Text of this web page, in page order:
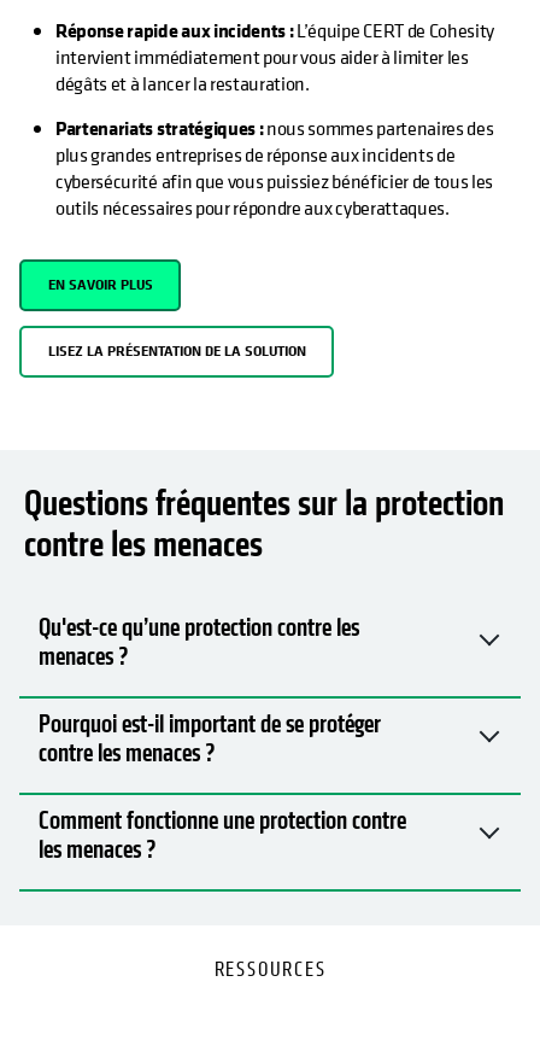
Réponse rapide aux incidents :L’équipe CERT de Cohesity
intervient immédiatement pour vous aider à limiter les
dégâts et à lancer la restauration.
Partenariats stratégiques :nous sommes partenaires des
plus grandes entreprises de réponse aux incidents de
cybersécurité afin que vous puissiez bénéficier de tous les
outils nécessaires pour répondre aux cyberattaques.
EN SAVOIR PLUS
LISEZ LA PRÉSENTATION DE LA SOLUTION
Questions fréquentes sur la protection
contre les menaces
Qu'est-ce qu’une protection contre les
menaces ?
Pourquoi est-il important de se protéger
contre les menaces ?
Comment fonctionne une protection contre
les menaces ?
RESSOURCES